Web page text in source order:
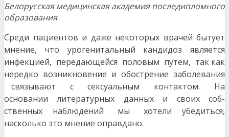
Белорусская медицинская академия последипломного
образования
Среди пациентов и даже некоторых врачей бытует
мнение, что урогенитальный кандидоз является
инфекцией, передающейся половым путем, так как
нередко возникновение и обострение заболевания
связывают с сексуальным контактом. На
основании литературных данных и своих соб-
ственных наблюдений мы хотели убедиться,
насколько это мнение оправдано.